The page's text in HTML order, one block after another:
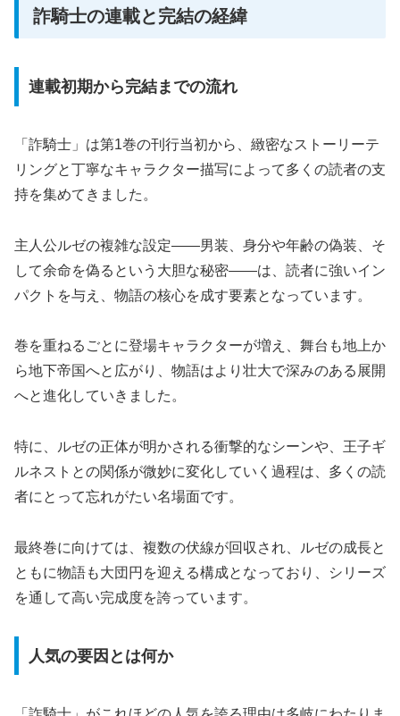
詐騎士の連載と完結の経緯
連載初期から完結までの流れ
「詐騎士」は第1巻の刊行当初から、緻密なストーリーテ
リングと丁寧なキャラクター描写によって多くの読者の支
持を集めてきました。
主人公ルゼの複雑な設定——男装、身分や年齢の偽装、そ
して余命を偽るという大胆な秘密——は、読者に強いイン
パクトを与え、物語の核心を成す要素となっています。
巻を重ねるごとに登場キャラクターが増え、舞台も地上か
ら地下帝国へと広がり、物語はより壮大で深みのある展開
へと進化していきました。
特に、ルゼの正体が明かされる衝撃的なシーンや、王子ギ
ルネストとの関係が微妙に変化していく過程は、多くの読
者にとって忘れがたい名場面です。
最終巻に向けては、複数の伏線が回収され、ルゼの成長と
ともに物語も大団円を迎える構成となっており、シリーズ
を通して高い完成度を誇っています。
人気の要因とは何か